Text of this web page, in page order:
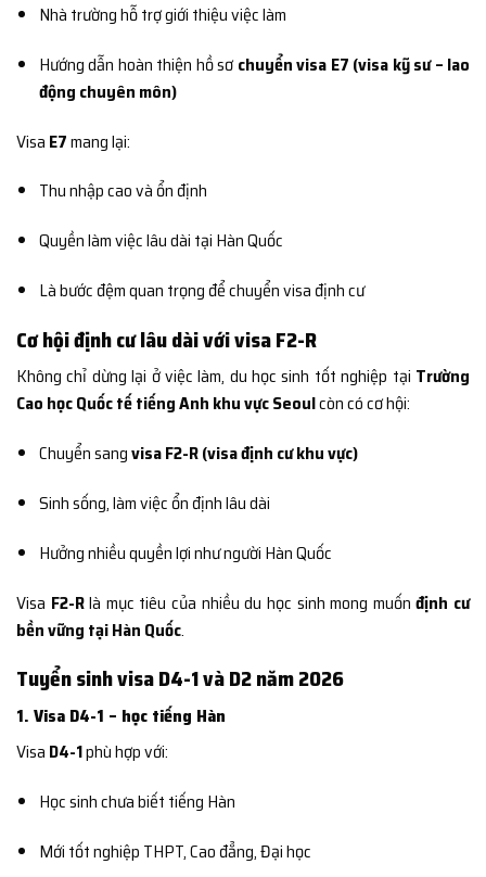
Nhà trường hỗ trợ giới thiệu việc làm
Hướng dẫn hoàn thiện hồ sơchuyển visa E7 (visa kỹ sư – lao
động chuyên môn)
Visa E7mang lại:
Thu nhập cao và ổn định
Quyền làm việc lâu dài tại Hàn Quốc
Là bước đệm quan trọng để chuyển visa định cư
Cơ hội định cư lâu dài với visa F2-R
Không chỉ dừng lại ở việc làm, du học sinh tốt nghiệp tại Trường
Cao học Quốc tế tiếng Anh khu vực Seoulcòn có cơ hội:
Chuyển sangvisa F2-R (visa định cư khu vực)
Sinh sống, làm việc ổn định lâu dài
Hưởng nhiều quyền lợi như người Hàn Quốc
Visa F2-Rlà mục tiêu của nhiều du học sinh mong muốnđịnh cư
bền vững tại Hàn Quốc.
Tuyển sinh visa D4-1 và D2 năm 2026
1. Visa D4-1 – học tiếng Hàn
Visa D4-1phù hợp với:
Học sinh chưa biết tiếng Hàn
Mới tốt nghiệp THPT, Cao đẳng, Đại học